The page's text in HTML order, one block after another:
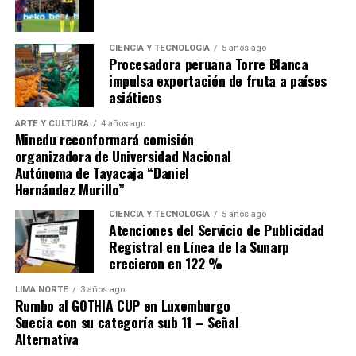
1. El origen: compra «no
competitiva» por más de s/ 31
millones
En setiembre de 2025, CENARES convocó el proceso no
competitivo (Contratación Directa N.° 22-2025-
CENARES/MINSA) para la adquisición de
unidades de Cloruro de Sodio de 1Lt.
313-2025-CENARES/MINSA fue otorgado
aALKOFARMA E.I.R.L.por un monto deS/
31,217,061.60
(a S/ 4.35 por unidad). El producto
suministrado no era de origen peruano, sino importado
de China del fabricante
Co., Ltd.con Registro Sanitario EE-13689.
CIENCIA Y TECNOLOGÍA 5 años ago
Procesadora peruana Torre Blanca
impulsa exportación de fruta a países
asiáticos
ARTE Y CULTURA 4 años ago
Minedu reconformará comisión
organizadora de Universidad Nacional
Autónoma de Tayacaja “Daniel
Hernández Murillo”
CIENCIA Y TECNOLOGÍA 5 años ago
Atenciones del Servicio de Publicidad
Registral en Línea de la Sunarp
crecieron en 122 %
LIMA NORTE 3 años ago
Rumbo al GOTHIA CUP en Luxemburgo
Suecia con su categoría sub 11 – Señal
Alternativa